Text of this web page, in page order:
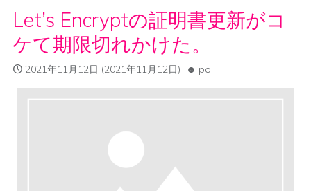
Let’s Encryptの証明書更新がコ
ケて期限切れかけた。
2021年11月12日 (2021年11月12日) poi